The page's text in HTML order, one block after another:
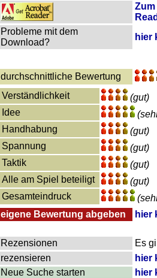
Probleme mit dem
Download?
hier
durchschnittliche Bewertung
Verständlichkeit
(gut)
Idee
Handhabung
(gut)
Spannung
(gut)
Taktik
(gut)
Alle am Spiel beteiligt
(gut)
Gesamteindruck
eigene Bewertung abgeben
hier
Rezensionen
Es
rezensieren
hier
Neue Suche starten
hier